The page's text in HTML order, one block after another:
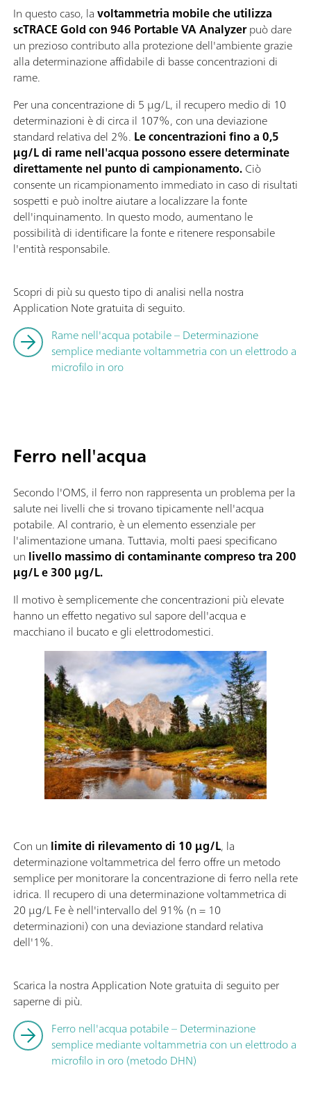
In questo caso, lavoltammetria mobile che utilizza
scTRACE Gold con 946 Portable VA Analyzerpuò dare
un prezioso contributo alla protezione dell'ambiente grazie
alla determinazione affidabile di basse concentrazioni di
rame.
Per una concentrazione di 5 µg/L, il recupero medio di 10
determinazioni è di circa il 107%, con una deviazione
standard relativa del 2%. Le concentrazioni fino a 0,5
µg/L di rame nell'acqua possono essere determinate
direttamente nel punto di campionamento.Ciò
consente un ricampionamento immediato in caso di risultati
sospetti e può inoltre aiutare a localizzare la fonte
dell'inquinamento. In questo modo, aumentano le
possibilità di identificare la fonte e ritenere responsabile
l'entità responsabile.
Scopri di più su questo tipo di analisi nella nostra
Application Note gratuita di seguito.
Rame nell'acqua potabile – Determinazione
semplice mediante voltammetria con un elettrodo a
microfilo in oro
Ferro nell'acqua
Secondo l'OMS, il ferro non rappresenta un problema per la
salute nei livelli che si trovano tipicamente nell'acqua
potabile. Al contrario, è un elemento essenziale per
l'alimentazione umana. Tuttavia, molti paesi specificano
un livello massimo di contaminante compreso tra 200
µg/L e 300 µg/L.
Il motivo è semplicemente che concentrazioni più elevate
hanno un effetto negativo sul sapore dell'acqua e
macchiano il bucato e gli elettrodomestici.
Con un limite di rilevamento di 10 µg/L, la
determinazione voltammetrica del ferro offre un metodo
semplice per monitorare la concentrazione di ferro nella rete
idrica. Il recupero di una determinazione voltammetrica di
20 µg/L Fe è nell'intervallo del 91% (n = 10
determinazioni) con una deviazione standard relativa
dell'1%.
Scarica la nostra Application Note gratuita di seguito per
saperne di più.
Ferro nell'acqua potabile – Determinazione
semplice mediante voltammetria con un elettrodo a
microfilo in oro (metodo DHN)